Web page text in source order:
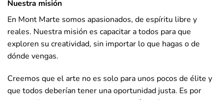
Nuestra misión
En Mont Marte somos apasionados, de espíritu libre y
reales. Nuestra misión es capacitar a todos para que
exploren su creatividad, sin importar lo que hagas o de
dónde vengas.
Creemos que el arte no es solo para unos pocos de élite y
que todos deberían tener una oportunidad justa. Es por